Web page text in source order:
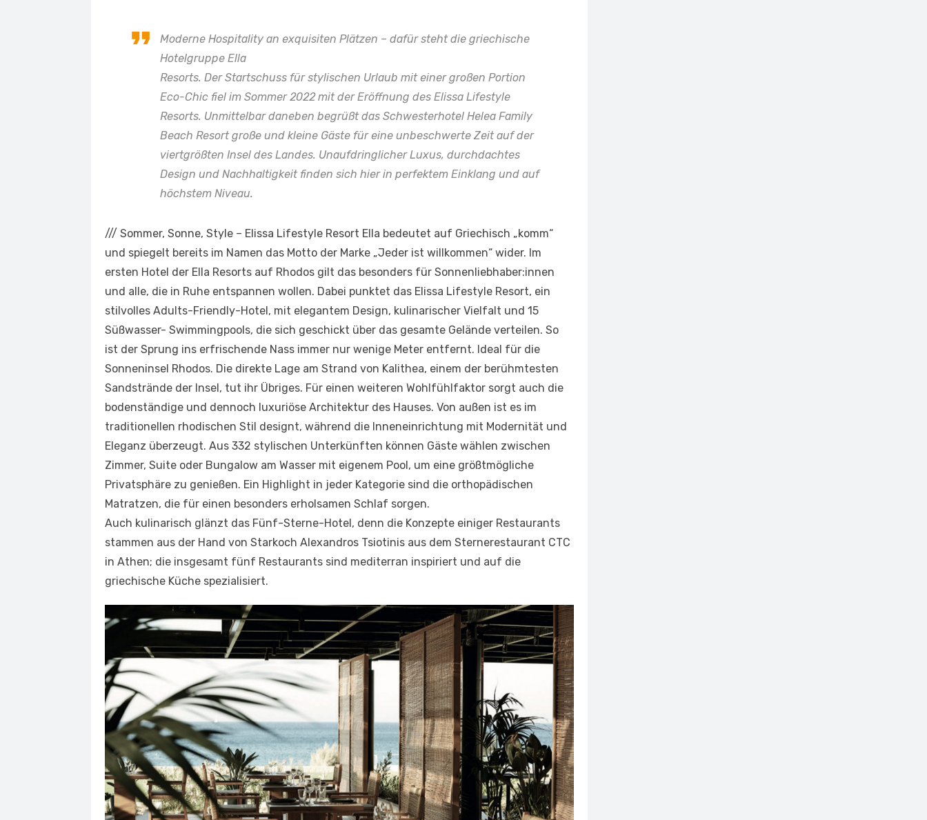
Moderne Hospitality an exquisiten Plätzen – dafür steht die griechische
Hotelgruppe Ella
Resorts. Der Startschuss für stylischen Urlaub mit einer großen Portion
Eco-Chic fiel im Sommer 2022 mit der Eröffnung des Elissa Lifestyle
Resorts. Unmittelbar daneben begrüßt das Schwesterhotel Helea Family
Beach Resort große und kleine Gäste für eine unbeschwerte Zeit auf der
viertgrößten Insel des Landes. Unaufdringlicher Luxus, durchdachtes
Design und Nachhaltigkeit finden sich hier in perfektem Einklang und auf
höchstem Niveau.
/// Sommer, Sonne, Style – Elissa Lifestyle Resort Ella bedeutet auf Griechisch „komm“
und spiegelt bereits im Namen das Motto der Marke „Jeder ist willkommen“ wider. Im
ersten Hotel der Ella Resorts auf Rhodos gilt das besonders für Sonnenliebhaber:innen
und alle, die in Ruhe entspannen wollen. Dabei punktet das Elissa Lifestyle Resort, ein
stilvolles Adults-Friendly-Hotel, mit elegantem Design, kulinarischer Vielfalt und 15
Süßwasser- Swimmingpools, die sich geschickt über das gesamte Gelände verteilen. So
ist der Sprung ins erfrischende Nass immer nur wenige Meter entfernt. Ideal für die
Sonneninsel Rhodos. Die direkte Lage am Strand von Kalithea, einem der berühmtesten
Sandstrände der Insel, tut ihr Übriges. Für einen weiteren Wohlfühlfaktor sorgt auch die
bodenständige und dennoch luxuriöse Architektur des Hauses. Von außen ist es im
traditionellen rhodischen Stil designt, während die Inneneinrichtung mit Modernität und
Eleganz überzeugt. Aus 332 stylischen Unterkünften können Gäste wählen zwischen
Zimmer, Suite oder Bungalow am Wasser mit eigenem Pool, um eine größtmögliche
Privatsphäre zu genießen. Ein Highlight in jeder Kategorie sind die orthopädischen
Matratzen, die für einen besonders erholsamen Schlaf sorgen.
Auch kulinarisch glänzt das Fünf-Sterne-Hotel, denn die Konzepte einiger Restaurants
stammen aus der Hand von Starkoch Alexandros Tsiotinis aus dem Sternerestaurant CTC
in Athen; die insgesamt fünf Restaurants sind mediterran inspiriert und auf die
griechische Küche spezialisiert.